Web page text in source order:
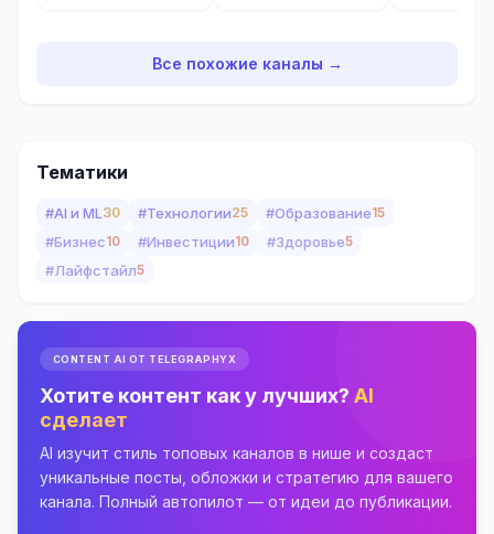
Все похожие каналы →
Тематики
#AI и ML30 #Технологии25 #Образование15
#Бизнес10 #Инвестиции10 #Здоровье5
#Лайфстайл5
CONTENT AI ОТ TELEGRAPHYX
Хотите контент как у лучших? AI
сделает
AI изучит стиль топовых каналов в нише и создаст
уникальные посты, обложки и стратегию для вашего
канала. Полный автопилот — от идеи до публикации.